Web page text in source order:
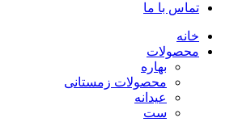
تماس با ما
خانه
محصولات
بهاره
محصولات زمستانی
عیدانه
ست